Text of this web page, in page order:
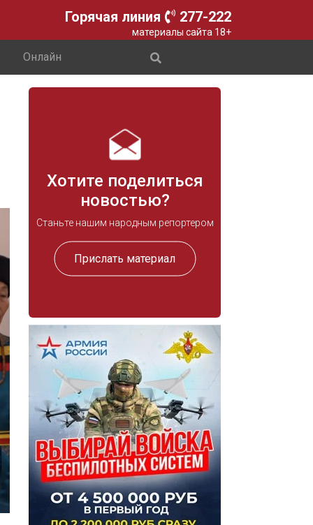
Горячая линия 277-222
материалы сайта 18+
Онлайн
Хотите поделиться
новостью?
Станьте нашим народным репортером
Прислать материал